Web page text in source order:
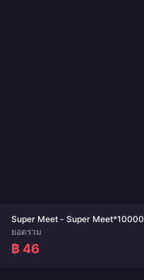
Super Meet - Super Meet*10000
ยอดรวม
฿ 46